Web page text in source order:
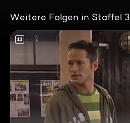
Weitere Folgen in Staffel 3
12